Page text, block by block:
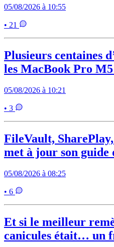
05/08/2026 à 10:55
• 21
Plusieurs centaines
les MacBook Pro
05/08/2026 à 10:21
• 3
FileVault,
met à jour son guide
05/08/2026 à 08:25
• 6
Et si le meilleur
canicules était… un